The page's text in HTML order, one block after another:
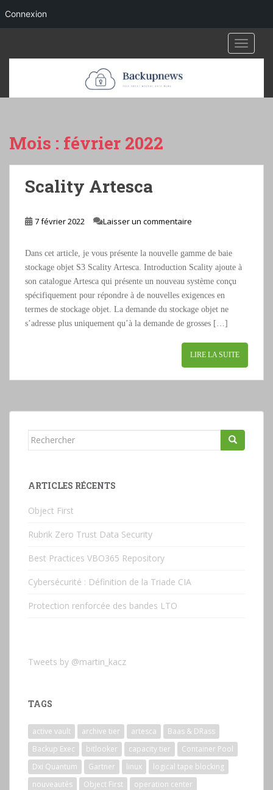
Mois : février 2022
Scality Artesca
7 février 2022 Laisser un commentaire
Dans cet article, je vous présente la nouvelle gamme de baie
stockage objet S3 Scality Artesca. Introduction Scality ajoute à
son catalogue Artesca qui présente un nouveau système conçu
spécifiquement pour répondre à de nouvelles exigences en
termes de stockage objet. La demande du stockage objet ne
s’adresse plus uniquement qu’à la demande de grosses […]
LIRE LA SUITE
Rechercher...
ARTICLES RÉCENTS
Object First
Rubrik Zero Trust Data Security
Best Practices VBO365 Repository
Cybersécurité : Définition de la Triade CIA
Protection renforcée des bandes LTO
Tweets by @martin_kacz
TAGS
active vault archive tier artesca
Baas & DRass
Backup Exec
bitlooker capacity tier
Container Pool
Dxi Quantum
Gartner linux
logical tape blocking
nouveautés
Object First
operation center
Connexion